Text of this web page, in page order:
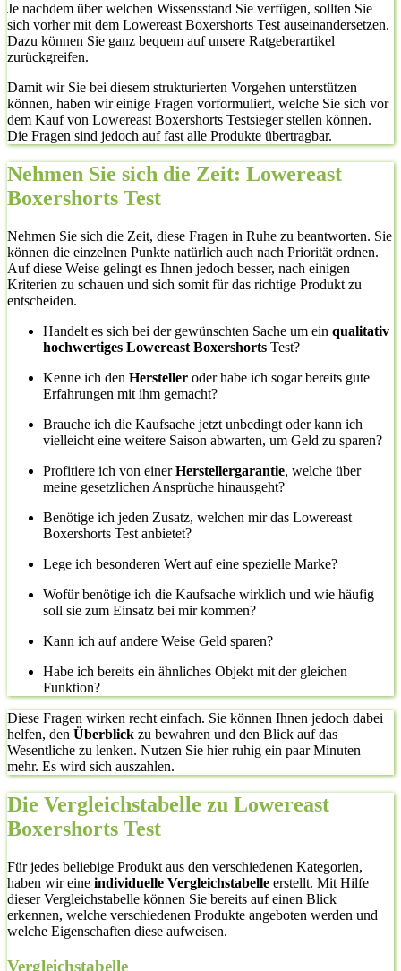
Je nachdem über welchen Wissensstand Sie verfügen, sollten Sie
sich vorher mit dem Lowereast Boxershorts Test auseinandersetzen.
Dazu können Sie ganz bequem auf unsere Ratgeberartikel
zurückgreifen.
Damit wir Sie bei diesem strukturierten Vorgehen unterstützen
können, haben wir einige Fragen vorformuliert, welche Sie sich vor
dem Kauf von Lowereast Boxershorts Testsieger stellen können.
Die Fragen sind jedoch auf fast alle Produkte übertragbar.
Nehmen Sie sich die Zeit: Lowereast
Boxershorts Test
Nehmen Sie sich die Zeit, diese Fragen in Ruhe zu beantworten. Sie
können die einzelnen Punkte natürlich auch nach Priorität ordnen.
Auf diese Weise gelingt es Ihnen jedoch besser, nach einigen
Kriterien zu schauen und sich somit für das richtige Produkt zu
entscheiden.
Handelt es sich bei der gewünschten Sache um ein qualitativ
hochwertiges Lowereast Boxershorts Test?
Kenne ich den Hersteller oder habe ich sogar bereits gute
Erfahrungen mit ihm gemacht?
Brauche ich die Kaufsache jetzt unbedingt oder kann ich
vielleicht eine weitere Saison abwarten, um Geld zu sparen?
Profitiere ich von einerHerstellergarantie, welche über
meine gesetzlichen Ansprüche hinausgeht?
Benötige ich jeden Zusatz, welchen mir das Lowereast
Boxershorts Test anbietet?
Lege ich besonderen Wert auf eine spezielle Marke?
Wofür benötige ich die Kaufsache wirklich und wie häufig
soll sie zum Einsatz bei mir kommen?
Kann ich auf andere Weise Geld sparen?
Habe ich bereits ein ähnliches Objekt mit der gleichen
Funktion?
Diese Fragen wirken recht einfach. Sie können Ihnen jedoch dabei
helfen, den Überblick zu bewahren und den Blick auf das
Wesentliche zu lenken. Nutzen Sie hier ruhig ein paar Minuten
mehr. Es wird sich auszahlen.
Die Vergleichstabelle zu Lowereast
Boxershorts Test
Für jedes beliebige Produkt aus den verschiedenen Kategorien,
haben wir eine individuelle Vergleichstabelle erstellt. Mit Hilfe
dieser Vergleichstabelle können Sie bereits auf einen Blick
erkennen, welche verschiedenen Produkte angeboten werden und
welche Eigenschaften diese aufweisen.
Vergleichstabelle